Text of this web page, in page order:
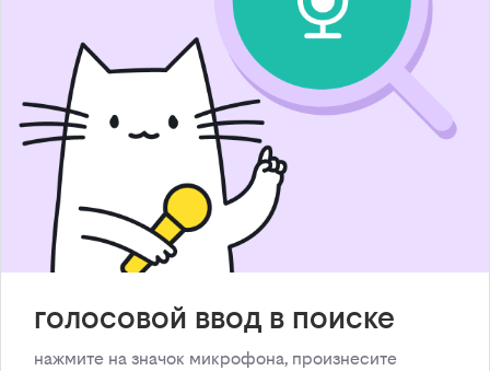
голосовой ввод в поиске
нажмите на значок микрофона, произнесите